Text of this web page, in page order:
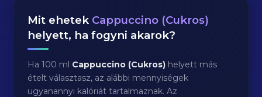
Mit ehetek Cappuccino (Cukros)
helyett, ha fogyni akarok?
Ha 100 ml Cappuccino (Cukros) helyett más
ételt választasz, az alábbi mennyiségek
ugyanannyi kalóriát tartalmaznak. Az